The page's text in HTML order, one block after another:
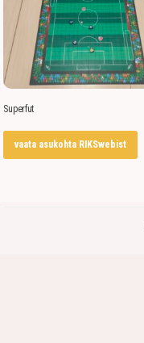
Superfut
vaata asukohta RIKSwebist